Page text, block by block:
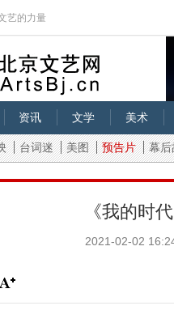
艺的力量
资讯 文学 美术
台词迷 美图 预告片 幕后
《我的时
2021-02-02